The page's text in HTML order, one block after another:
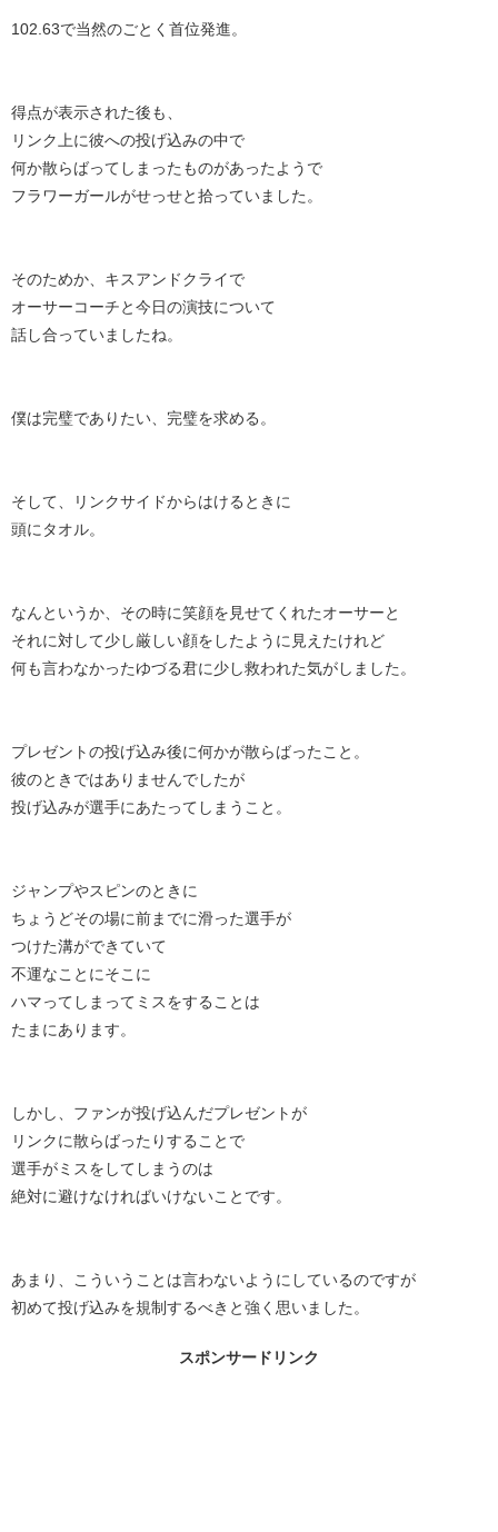
102.63で当然のごとく首位発進。
得点が表示された後も、
リンク上に彼への投げ込みの中で
何か散らばってしまったものがあったようで
フラワーガールがせっせと拾っていました。
そのためか、キスアンドクライで
オーサーコーチと今日の演技について
話し合っていましたね。
僕は完璧でありたい、完璧を求める。
そして、リンクサイドからはけるときに
頭にタオル。
なんというか、その時に笑顔を見せてくれたオーサーと
それに対して少し厳しい顔をしたように見えたけれど
何も言わなかったゆづる君に少し救われた気がしました。
プレゼントの投げ込み後に何かが散らばったこと。
彼のときではありませんでしたが
投げ込みが選手にあたってしまうこと。
ジャンプやスピンのときに
ちょうどその場に前までに滑った選手が
つけた溝ができていて
不運なことにそこに
ハマってしまってミスをすることは
たまにあります。
しかし、ファンが投げ込んだプレゼントが
リンクに散らばったりすることで
選手がミスをしてしまうのは
絶対に避けなければいけないことです。
あまり、こういうことは言わないようにしているのですが
初めて投げ込みを規制するべきと強く思いました。
スポンサードリンク